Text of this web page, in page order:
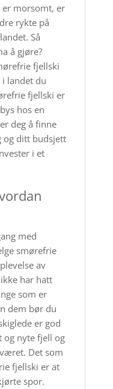
er morsomt, er
rykte på
Så
å gjøre?
fjellski
i landet du
fjellski er
hos en
deg å finne
og ditt budsjett
i et
med
smørefrie
av
har hatt
som er
dem bør du
er god
og nyte fjell og
Det som
fjellski er at
spor.